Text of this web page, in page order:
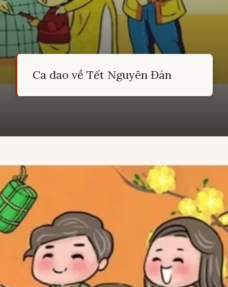
Ca dao về Tết Nguyên Đán